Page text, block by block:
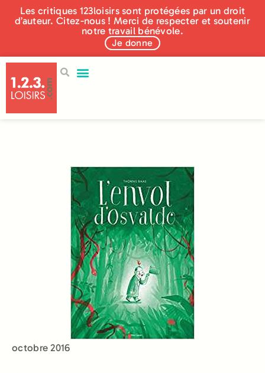
Les critiques 123loisirs sont protégées par un droit
d’auteur. Citez-nous ! Merci de respecter et soutenir
notre travail bénévole.
Je donne
octobre 2016